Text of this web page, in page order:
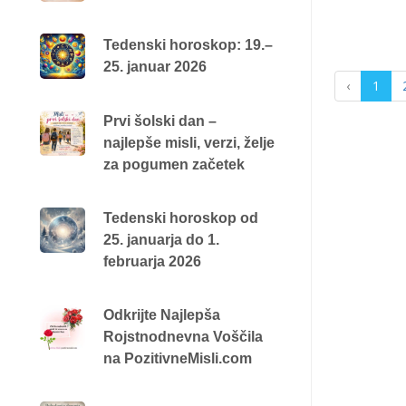
‹ 1
Tedenski horoskop: 19.–
25. januar 2026
Prvi šolski dan –
najlepše misli, verzi, želje
za pogumen začetek
Tedenski horoskop od
25. januarja do 1.
februarja 2026
Odkrijte Najlepša
Rojstnodnevna Voščila
na PozitivneMisli.com